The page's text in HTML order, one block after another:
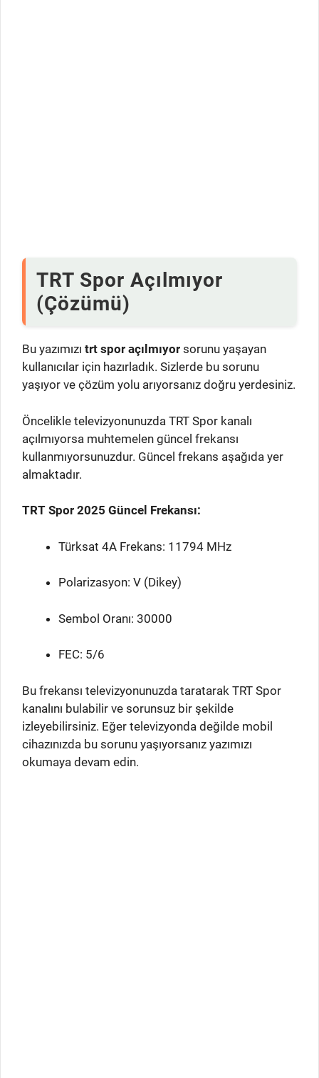
TRT Spor Açılmıyor
(Çözümü)
Bu yazımızı trt spor açılmıyor sorunu yaşayan
kullanıcılar için hazırladık. Sizlerde bu sorunu
yaşıyor ve çözüm yolu arıyorsanız doğru yerdesiniz.
Öncelikle televizyonunuzda TRT Spor kanalı
açılmıyorsa muhtemelen güncel frekansı
kullanmıyorsunuzdur. Güncel frekans aşağıda yer
almaktadır.
TRT Spor 2025 Güncel Frekansı:
Türksat 4A Frekans: 11794 MHz
Polarizasyon: V (Dikey)
Sembol Oranı: 30000
FEC: 5/6
Bu frekansı televizyonunuzda taratarak TRT Spor
kanalını bulabilir ve sorunsuz bir şekilde
izleyebilirsiniz. Eğer televizyonda değilde mobil
cihazınızda bu sorunu yaşıyorsanız yazımızı
okumaya devam edin.